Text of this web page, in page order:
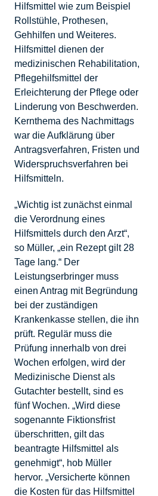
Hilfsmittel wie zum Beispiel
Rollstühle, Prothesen,
Gehhilfen und Weiteres.
Hilfsmittel dienen der
medizinischen Rehabilitation,
Pflegehilfsmittel der
Erleichterung der Pflege oder
Linderung von Beschwerden.
Kernthema des Nachmittags
war die Aufklärung über
Antragsverfahren, Fristen und
Widerspruchsverfahren bei
Hilfsmitteln.
„Wichtig ist zunächst einmal
die Verordnung eines
Hilfsmittels durch den Arzt“,
so Müller, „ein Rezept gilt 28
Tage lang.“ Der
Leistungserbringer muss
einen Antrag mit Begründung
bei der zuständigen
Krankenkasse stellen, die ihn
prüft. Regulär muss die
Prüfung innerhalb von drei
Wochen erfolgen, wird der
Medizinische Dienst als
Gutachter bestellt, sind es
fünf Wochen. „Wird diese
sogenannte Fiktionsfrist
überschritten, gilt das
beantragte Hilfsmittel als
genehmigt“, hob Müller
hervor. „Versicherte können
die Kosten für das Hilfsmittel